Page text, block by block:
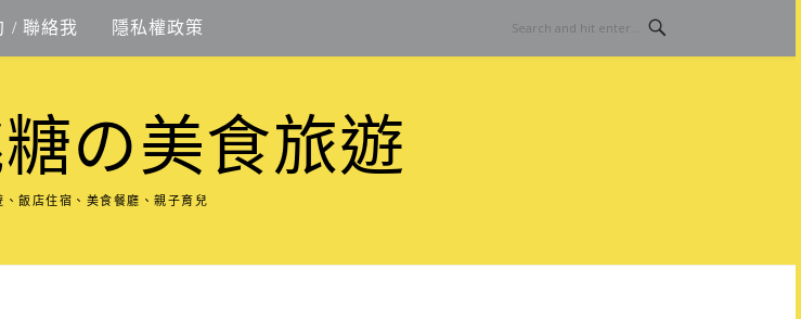
/ 聯絡我 隱私權政策
の美食旅遊
、飯店住宿、美食餐廳、親子育兒